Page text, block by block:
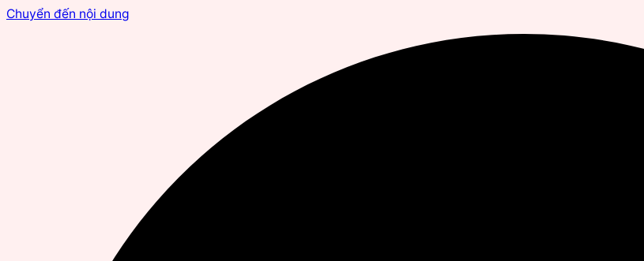
Chuyển đến nội dung